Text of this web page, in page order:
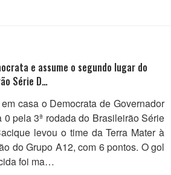
e assume o segundo lugar do
Série D…
casa o Democrata de Governador
0 pela 3ª rodada do Brasileirão Série
levou o time da Terra Mater à
do Grupo A12, com 6 pontos. O gol
foi ma…